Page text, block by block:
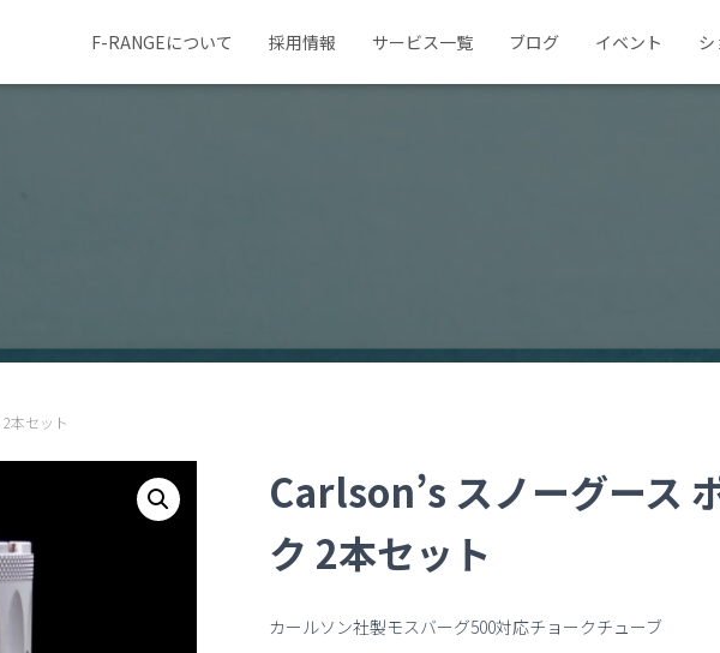
F-RANGEについて 採用情報 サービス一覧 ブログ イベント
本セット
Carlson’s スノーグース
ク 2本セット
カールソン社製モスバーグ500対応チョークチューブ